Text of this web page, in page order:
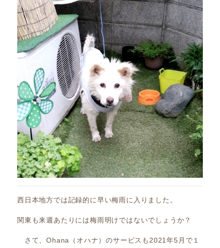
西日本地方では記録的に早い梅雨に入りました。
関東も来週あたりには梅雨明けではないでしょうか？
さて、Ohana（オハナ）のサービスも2021年5月で１